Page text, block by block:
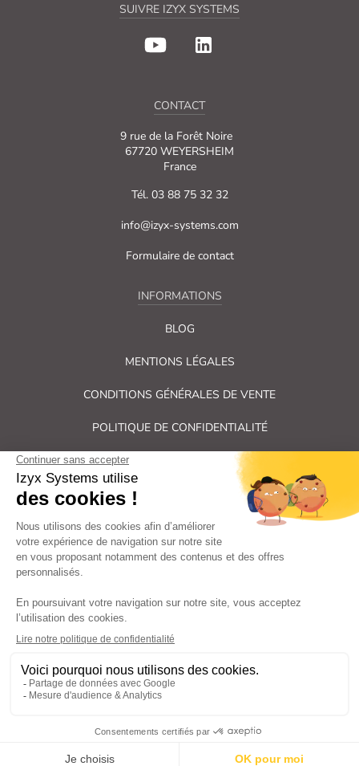
SUIVRE IZYX SYSTEMS
CONTACT
9 rue de la Forêt Noire
67720 WEYERSHEIM
France
Tél. 03 88 75 32 32
info@izyx-systems.com
Formulaire de contact
INFORMATIONS
BLOG
MENTIONS LÉGALES
CONDITIONS GÉNÉRALES DE VENTE
POLITIQUE DE CONFIDENTIALITÉ
Tous droits réservés Izyx Systems ©
Contrôle des accès et verrouillage de porte : serrure électrique,
gâche électrique, ventouse électromagnétique